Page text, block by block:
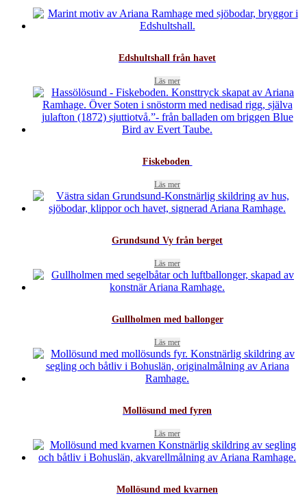
Edshultshall från havet
Läs mer
Fiskeboden
Läs mer
Grundsund Vy från berget
Läs mer
Gullholmen med ballonger
Läs mer
Mollösund med fyren
Läs mer
Mollösund med kvarnen